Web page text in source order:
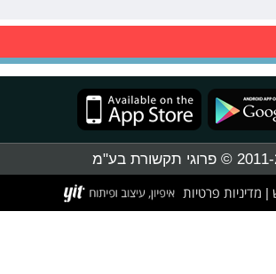
תקשורת בע"מ
מדיניות פרטיות